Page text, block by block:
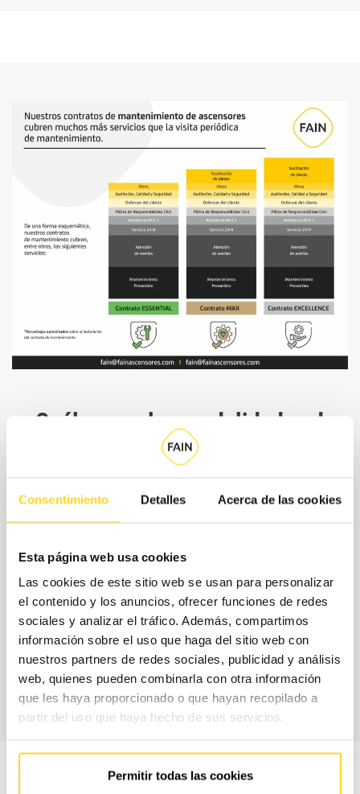
Consentimiento Detalles Acerca de las cookies
Esta página web usa cookies
Las cookies de este sitio web se usan para personalizar
el contenido y los anuncios, ofrecer funciones de redes
sociales y analizar el tráfico. Además, compartimos
información sobre el uso que haga del sitio web con
nuestros partners de redes sociales, publicidad y análisis
web, quienes pueden combinarla con otra información
que les haya proporcionado o que hayan recopilado a
partir del uso que haya hecho de sus servicios.
Permitir todas las cookies
¿Cuáles son las modalidades de
contratación?
Para cambiar el contrato a tus necesidades reales y tu
presupuesto, en FAIN te sugerimos un modelo de
la cobertura de piezas y los horarios de servicio, donde
incluimos los repuesto que tendrás dentro de tu contrato y
sin coste agregado.
CONTACTA CON
NOSOTROS